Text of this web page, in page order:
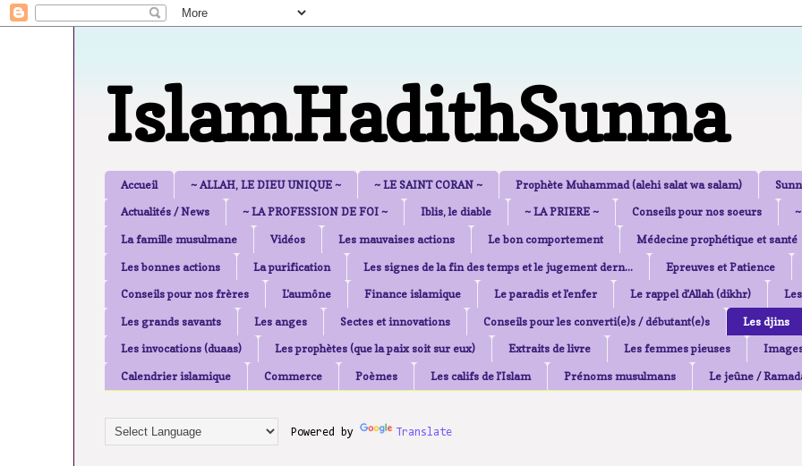
IslamHadithSunna
Accueil ~ ALLAH, LE DIEU UNIQUE ~ ~ LE SAINT CORAN ~ Prophète Muhammad (alehi salat wa salam)
Actualités / News ~ LA PROFESSION DE FOI ~ Iblis, le diable ~ LA PRIERE ~ Conseils pour nos soeurs
La famille musulmane Vidéos Les mauvaises actions Le bon comportement Médecine prophétique et santé
Les bonnes actions La purification Les signes de la fin des temps et le jugement dern... Epreuves et Patience
Conseils pour nos frères L'aumône Finance islamique Le paradis et l'enfer Le rappel d'Allah (dikhr)
Les grands savants Les anges Sectes et innovations Conseils pour les converti(e)s / débutant(e)s Les djins
Les invocations (duaas) Les prophètes (que la paix soit sur eux) Extraits de livre Les femmes pieuses
Calendrier islamique Commerce Poèmes Les califs de l'Islam Prénoms musulmans Le jeûne /
Powered by Translate